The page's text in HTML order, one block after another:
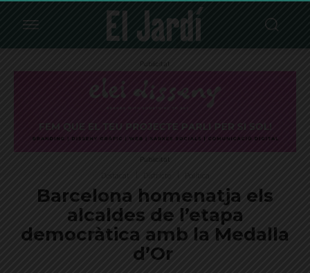
Publicitat
Publicitat
Barcelona homenatja els
alcaldes de l’etapa
democràtica amb la Medalla
d’Or